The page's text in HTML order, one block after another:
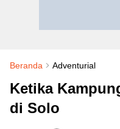
Beranda Adventurial
Ketika
di Solo